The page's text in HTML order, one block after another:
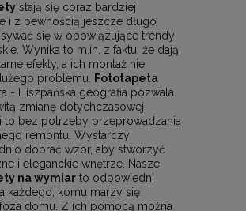
stają się coraz bardziej
i z pewnością jeszcze długo
się w obowiązujące trendy
Wynika to m.in. z faktu, że dają
efekty, a ich montaż nie
problemu. Fototapeta
- Hiszpańska geografia pozwala
zmianę dotychczasowej
to bez potrzeby przeprowadzania
remontu. Wystarczy
dobrać wzór, aby stworzyć
i eleganckie wnętrze. Nasze
na wymiar to odpowiedni
każdego, komu marzy się
domu. Z ich pomocą można